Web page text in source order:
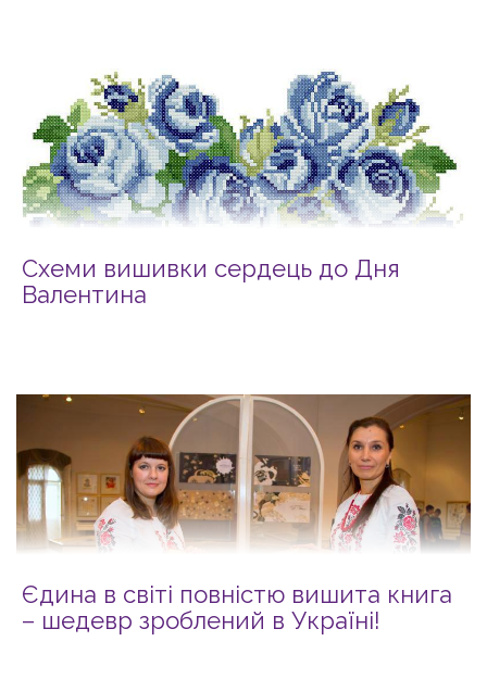
Схеми вишивки сердець до Дня
Валентина
Єдина в світі повністю вишита книга
– шедевр зроблений в Україні!